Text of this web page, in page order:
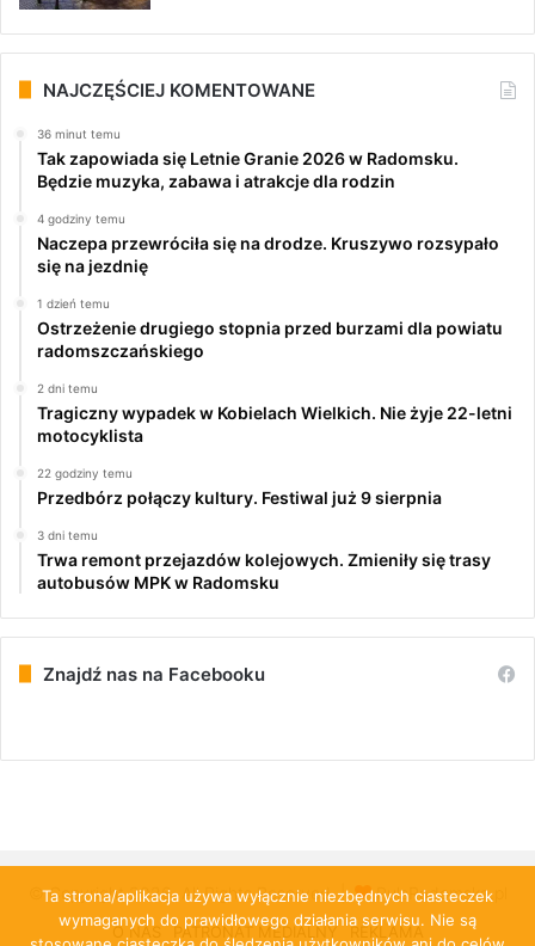
NAJCZĘŚCIEJ KOMENTOWANE
36 minut temu
Tak zapowiada się Letnie Granie 2026 w Radomsku.
Będzie muzyka, zabawa i atrakcje dla rodzin
4 godziny temu
Naczepa przewróciła się na drodze. Kruszywo rozsypało
się na jezdnię
1 dzień temu
Ostrzeżenie drugiego stopnia przed burzami dla powiatu
radomszczańskiego
2 dni temu
Tragiczny wypadek w Kobielach Wielkich. Nie żyje 22-letni
motocyklista
22 godziny temu
Przedbórz połączy kultury. Festiwal już 9 sierpnia
3 dni temu
Trwa remont przejazdów kolejowych. Zmieniły się trasy
autobusów MPK w Radomsku
Znajdź nas na Facebooku
© Copyright 2026, All Rights Reserved | PulsRadomska.pl
O NAS PATRONAT MEDIALNY REKLAMA
Ta strona/aplikacja używa wyłącznie niezbędnych ciasteczek
wymaganych do prawidłowego działania serwisu. Nie są